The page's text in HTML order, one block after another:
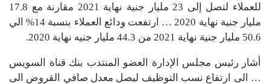
للعملاء لتصل إلى 23 مليار جنية نهاية 2021 مقارنة مع 17.8
مليار جنية نهاية 2020 … ارتفعت ودائع العملاء بنسبة 14% الي
50.6 مليار جنية نهاية 2021 من 44.3 مليار جنيه نهاية 2020.
أشار رئيس مجلس الإدارة العضو المنتدب بنك قناة السويس
… الى ارتفاع نسب التوظيف ليصل معدل صافي القروض الى